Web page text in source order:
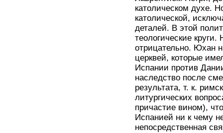
католическом духе.
католической,
деталей. В этой
теологические
отрицательно. Юхан
церквей, которые
Испании против
наследство после
результата, т. к.
литургических
причастие вином),
Испанией ни к чему
непосредственная